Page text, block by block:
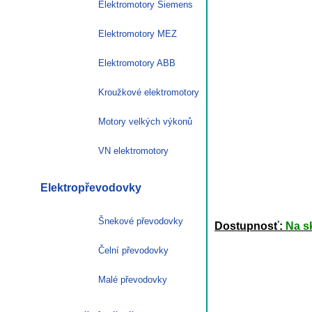
Dostupnosť: Na
Elektromotory Siemens
Elektromotory MEZ
Elektromotory ABB
Kroužkové elektromotory
Motory velkých výkonů
VN elektromotory
Elektropřevodovky
Šnekové převodovky
Čelní převodovky
Malé převodovky